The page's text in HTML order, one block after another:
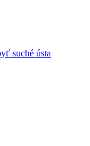
suché ústa